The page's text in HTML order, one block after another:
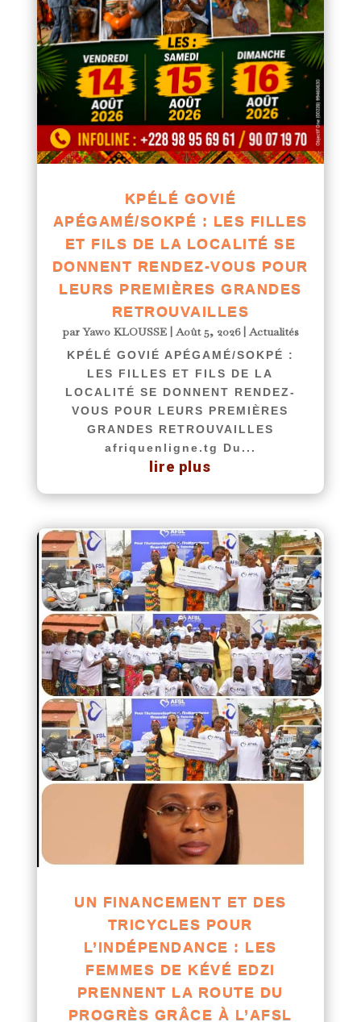
KPÉLÉ GOVIÉ
APÉGAMÉ/SOKPÉ : LES FILLES
ET FILS DE LA LOCALITÉ SE
DONNENT RENDEZ-VOUS POUR
LEURS PREMIÈRES GRANDES
RETROUVAILLES
parYawo KLOUSSE|Août 5, 2026|Actualités
KPÉLÉ GOVIÉ APÉGAMÉ/SOKPÉ :
LES FILLES ET FILS DE LA
LOCALITÉ SE DONNENT RENDEZ-
VOUS POUR LEURS PREMIÈRES
GRANDES RETROUVAILLES
afriquenligne.tg Du...
lire plus
UN FINANCEMENT ET DES
TRICYCLES POUR
L’INDÉPENDANCE : LES
FEMMES DE KÉVÉ EDZI
PRENNENT LA ROUTE DU
PROGRÈS GRÂCE À L’AFSL